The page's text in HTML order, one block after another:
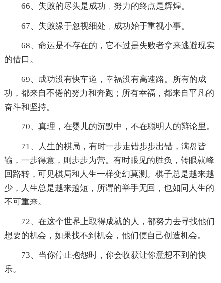
66、失败的尽头是成功，努力的终点是辉煌。
67、失败缘于忽视细处，成功始于重视小事。
68、命运是不存在的，它不过是失败者拿来逃避现实
的借口。
69、成功没有快车道，幸福没有高速路。所有的成
功，都来自不倦的努力和奔跑；所有幸福，都来自平凡的
奋斗和坚持。
70、真理，在婴儿的沉默中，不在聪明人的辩论里。
71、人生的棋局，有时一步走错步步出错，满盘皆
输，一步得意，则步步为营。有时眼见的胜负，转眼就峰
回路转，可见棋局和人生一样变幻莫测。棋子总是越来越
少，人生总是越来越短，所谓的举手无回，也如同人生的
不可重来。
72、在这个世界上取得成就的人，都努力去寻找他们
想要的机会，如果找不到机会，他们便自己创造机会。
73、当你停止抱怨时，你会收获让你意想不到的快
乐。